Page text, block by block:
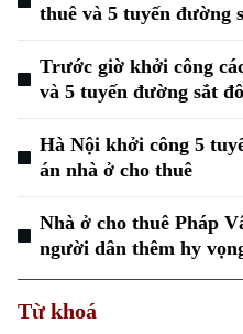
Chuyên mục
Thời sự
thuê và 5 tuyến đường
Trước giờ khởi công
và 5 tuyến đường sắt
Hà Nội khởi công 5
án nhà ở cho thuê
Nhà ở cho thuê Pháp
người dân thêm hy
Từ khoá